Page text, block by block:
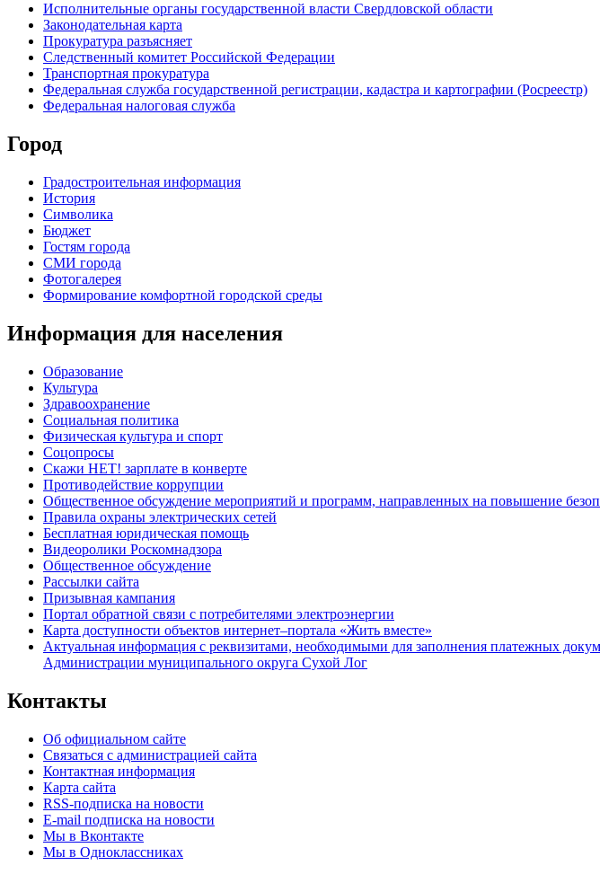
Исполнительные органы государственной власти Свердловской области
Законодательная карта
Прокуратура разъясняет
Следственный комитет Российской Федерации
Транспортная прокуратура
Федеральная служба государственной регистрации, кадастра и картографии (Росреестр)
Федеральная налоговая служба
Город
Градостроительная информация
История
Символика
Бюджет
Гостям города
СМИ города
Фотогалерея
Формирование комфортной городской среды
Информация для населения
Образование
Культура
Здравоохранение
Социальная политика
Физическая культура и спорт
Соцопросы
Скажи НЕТ! зарплате в конверте
Противодействие коррупции
Общественное обсуждение мероприятий и программ, направленных на повышение
Правила охраны электрических сетей
Бесплатная юридическая помощь
Видеоролики Роскомнадзора
Общественное обсуждение
Рассылки сайта
Призывная кампания
Портал обратной связи с потребителями электроэнергии
Карта доступности объектов интернет–портала «Жить вместе»
Актуальная информация с реквизитами, необходимыми для заполнения платежных
Администрации муниципального округа Сухой Лог
Контакты
Об официальном сайте
Связаться с администрацией сайта
Контактная информация
Карта сайта
RSS-подписка на новости
E-mail подписка на новости
Мы в Вконтакте
Мы в Одноклассниках